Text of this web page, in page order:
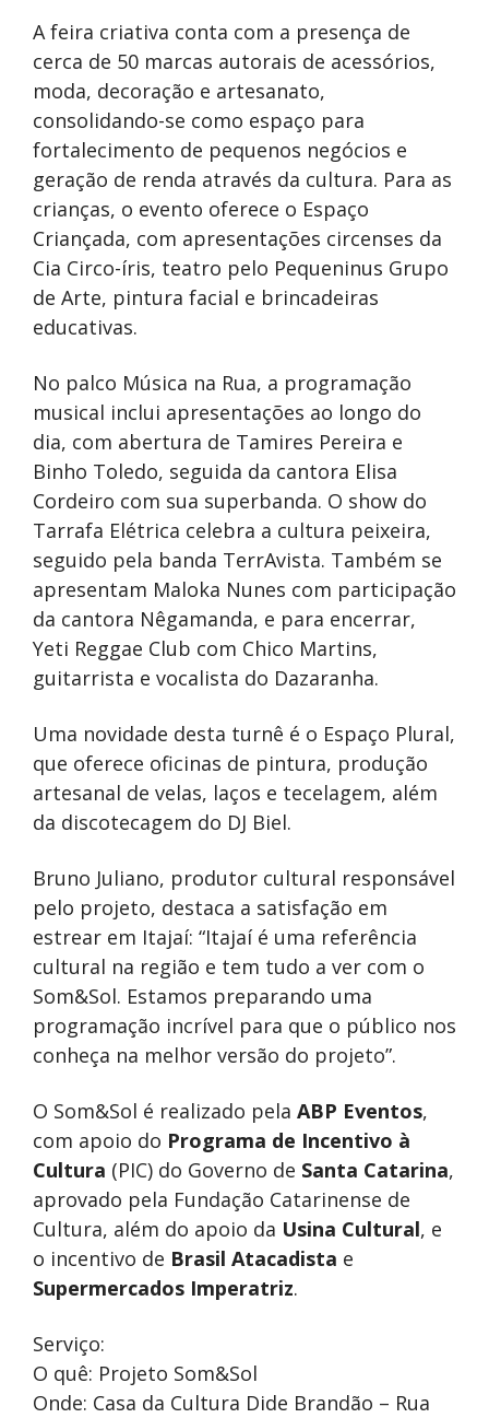
A feira criativa conta com a presença de
cerca de 50 marcas autorais de acessórios,
moda, decoração e artesanato,
consolidando-se como espaço para
fortalecimento de pequenos negócios e
geração de renda através da cultura. Para as
crianças, o evento oferece o Espaço
Criançada, com apresentações circenses da
Cia Circo-íris, teatro pelo Pequeninus Grupo
de Arte, pintura facial e brincadeiras
educativas.
No palco Música na Rua, a programação
musical inclui apresentações ao longo do
dia, com abertura de Tamires Pereira e
Binho Toledo, seguida da cantora Elisa
Cordeiro com sua superbanda. O show do
Tarrafa Elétrica celebra a cultura peixeira,
seguido pela banda TerrAvista. Também se
apresentam Maloka Nunes com participação
da cantora Nêgamanda, e para encerrar,
Yeti Reggae Club com Chico Martins,
guitarrista e vocalista do Dazaranha.
Uma novidade desta turnê é o Espaço Plural,
que oferece oficinas de pintura, produção
artesanal de velas, laços e tecelagem, além
da discotecagem do DJ Biel.
Bruno Juliano, produtor cultural responsável
pelo projeto, destaca a satisfação em
estrear em Itajaí: “Itajaí é uma referência
cultural na região e tem tudo a ver com o
Som&Sol. Estamos preparando uma
programação incrível para que o público nos
conheça na melhor versão do projeto”.
O Som&Sol é realizado pela ABP Eventos,
com apoio do Programa de Incentivo à
Cultura (PIC) do Governo de Santa Catarina,
aprovado pela Fundação Catarinense de
Cultura, além do apoio da Usina Cultural, e
o incentivo de Brasil Atacadista e
Supermercados Imperatriz.
Serviço:
O quê: Projeto Som&Sol
Onde: Casa da Cultura Dide Brandão – Rua